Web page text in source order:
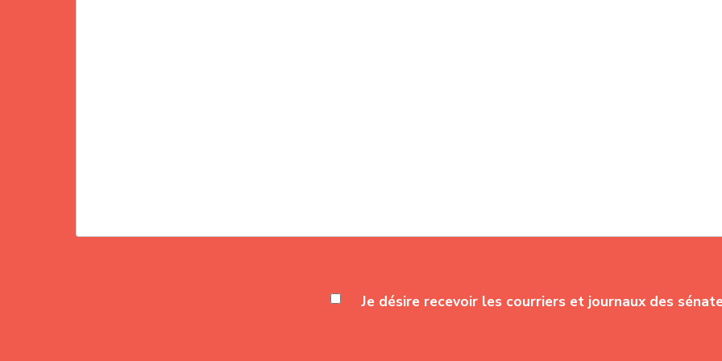
Je désire recevoir les courriers et journaux des